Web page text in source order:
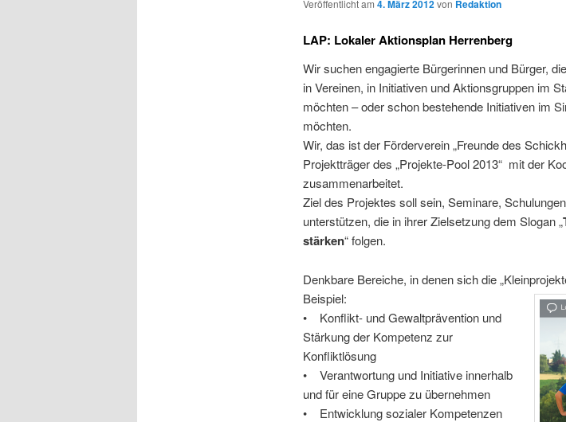
Veröffentlicht am 4. März 2012von Redaktion
LAP: Lokaler Aktionsplan Herrenberg
Wir suchen engagierte Bürgerinnen und Bürger,
in Vereinen, in Initiativen und Aktionsgruppen im
möchten – oder schon bestehende Initiativen im
möchten.
Wir, das ist der Förderverein „Freunde des
Projektträger des „Projekte-Pool 2013“ mit der
zusammenarbeitet.
Ziel des Projektes soll sein, Seminare,
unterstützen, die in ihrer Zielsetzung dem Slogan „
stärken“ folgen.
Denkbare Bereiche, in denen sich die
Beispiel:
• Konflikt- und Gewaltprävention und
Stärkung der Kompetenz zur
Konfliktlösung
• Verantwortung und Initiative innerhalb
und für eine Gruppe zu übernehmen
• Entwicklung sozialer Kompetenzen